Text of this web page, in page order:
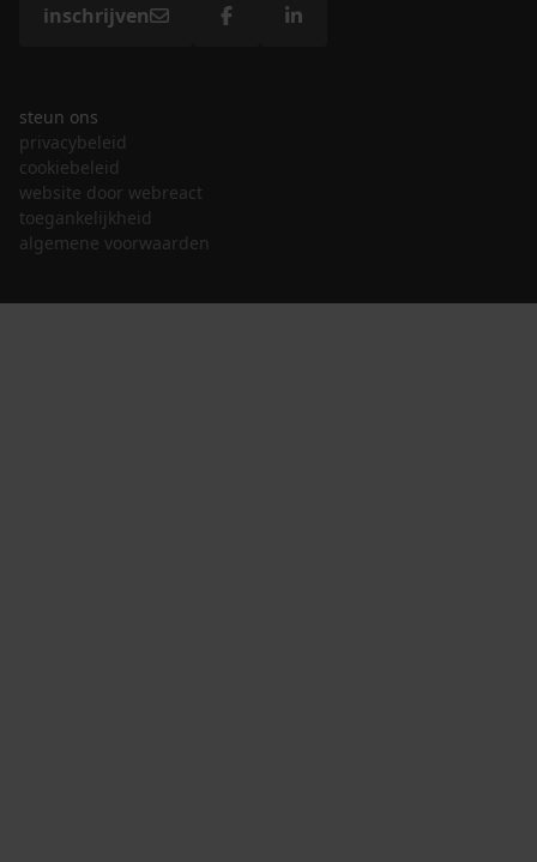
inschrijven
steun ons
privacybeleid
cookiebeleid
website door webreact
toegankelijkheid
algemene voorwaarden